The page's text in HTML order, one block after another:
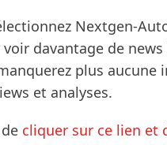
Nextgen-
davantage de news
plus
et analyses.
cliquer sur ce lien et